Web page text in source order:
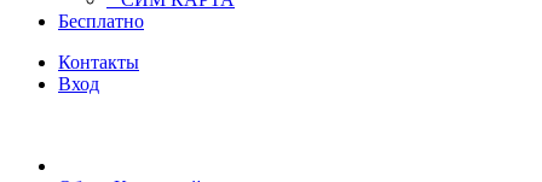
Бесплатно
Контакты
Вход